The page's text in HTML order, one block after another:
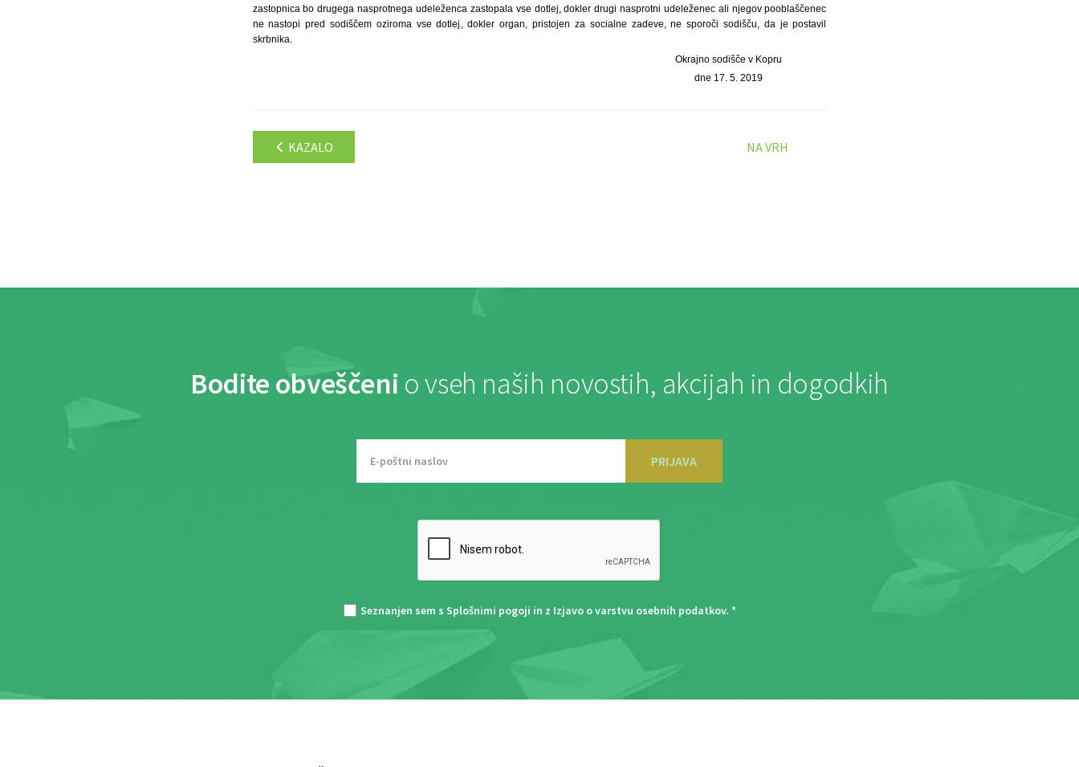
zastopnica bo drugega nasprotnega udeleženca zastopala vse dotlej, dokler drugi nasprotni udeleženec ali njegov pooblaščenec
ne nastopi pred sodiščem oziroma vse dotlej, dokler organ, pristojen za socialne zadeve, ne sporoči sodišču, da je postavil
skrbnika.
Okrajno sodišče v Kopru
dne 17. 5. 2019
KAZALO NA VRH
Bodite obveščeni o vseh naših novostih, akcijah in dogodkih
PRIJAVA
Seznanjen sem s Splošnimi pogoji in z Izjavo o varstvu osebnih podatkov. *